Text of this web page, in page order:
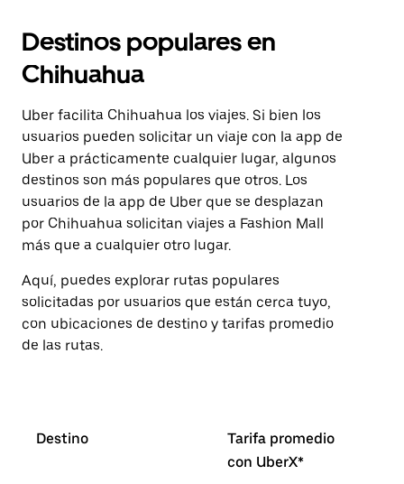
Destinos populares en
Chihuahua
Uber facilita Chihuahua los viajes. Si bien los
usuarios pueden solicitar un viaje con la app de
Uber a prácticamente cualquier lugar, algunos
destinos son más populares que otros. Los
usuarios de la app de Uber que se desplazan
por Chihuahua solicitan viajes a Fashion Mall
más que a cualquier otro lugar.
Aquí, puedes explorar rutas populares
solicitadas por usuarios que están cerca tuyo,
con ubicaciones de destino y tarifas promedio
de las rutas.
Destino
Tarifa promedio
con UberX*